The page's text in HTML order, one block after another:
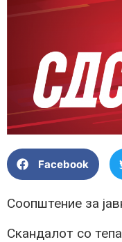
Facebook
Соопштение за
Скандалот со